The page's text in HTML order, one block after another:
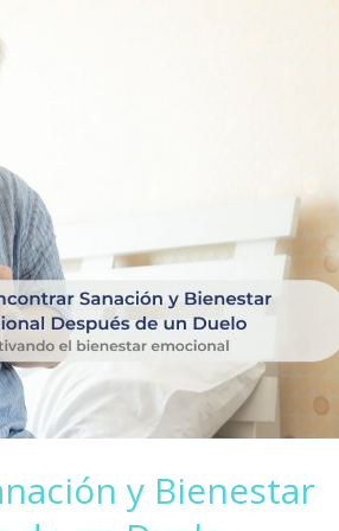
y Bienestar